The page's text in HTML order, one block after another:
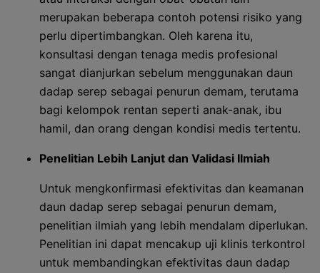
merupakan beberapa contoh potensi risiko yang
perlu dipertimbangkan. Oleh karena itu,
konsultasi dengan tenaga medis profesional
sangat dianjurkan sebelum menggunakan daun
dadap serep sebagai penurun demam, terutama
bagi kelompok rentan seperti anak-anak, ibu
hamil, dan orang dengan kondisi medis tertentu.
Penelitian Lebih Lanjut dan Validasi Ilmiah
Untuk mengkonfirmasi efektivitas dan keamanan
daun dadap serep sebagai penurun demam,
penelitian ilmiah yang lebih mendalam diperlukan.
Penelitian ini dapat mencakup uji klinis terkontrol
untuk membandingkan efektivitas daun dadap